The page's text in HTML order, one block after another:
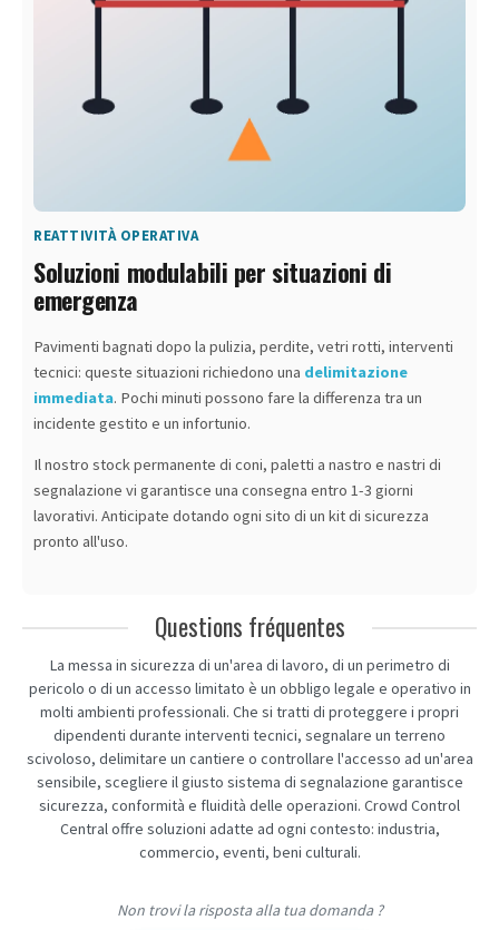
REATTIVITÀ OPERATIVA
Soluzioni modulabili per situazioni di
emergenza
Pavimenti bagnati dopo la pulizia, perdite, vetri rotti, interventi
tecnici: queste situazioni richiedono una delimitazione
immediata. Pochi minuti possono fare la differenza tra un
incidente gestito e un infortunio.
Il nostro stock permanente di coni, paletti a nastro e nastri di
segnalazione vi garantisce una consegna entro 1-3 giorni
lavorativi. Anticipate dotando ogni sito di un kit di sicurezza
pronto all'uso.
Questions fréquentes
La messa in sicurezza di un'area di lavoro, di un perimetro di
pericolo o di un accesso limitato è un obbligo legale e operativo in
molti ambienti professionali. Che si tratti di proteggere i propri
dipendenti durante interventi tecnici, segnalare un terreno
scivoloso, delimitare un cantiere o controllare l'accesso ad un'area
sensibile, scegliere il giusto sistema di segnalazione garantisce
sicurezza, conformità e fluidità delle operazioni. Crowd Control
Central offre soluzioni adatte ad ogni contesto: industria,
commercio, eventi, beni culturali.
Non trovi la risposta alla tua domanda ?